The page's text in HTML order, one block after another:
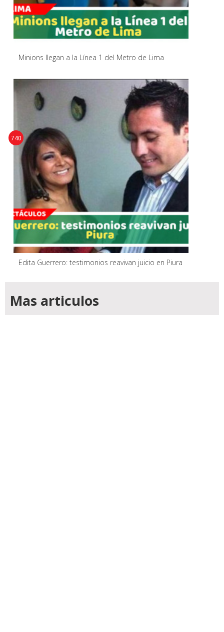
Minions llegan a la Línea 1 del Metro de Lima
Edita Guerrero: testimonios reavivan juicio en Piura
740
Mas articulos